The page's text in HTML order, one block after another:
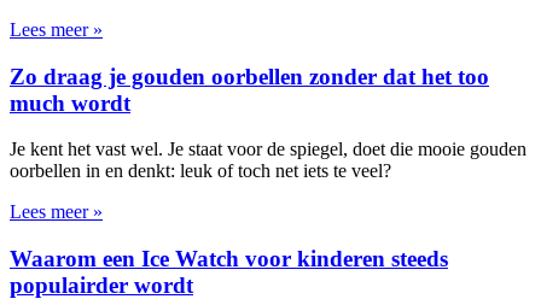
Lees meer »
Zo draag je gouden oorbellen zonder dat het too
much wordt
Je kent het vast wel. Je staat voor de spiegel, doet die mooie gouden
oorbellen in en denkt: leuk of toch net iets te veel?
Lees meer »
Waarom een Ice Watch voor kinderen steeds
populairder wordt